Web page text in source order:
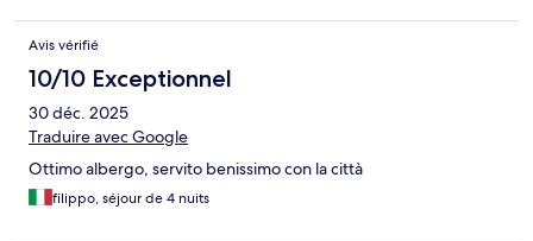
Avis vérifié
10/10 Exceptionnel
30 déc. 2025
Traduire avec Google
Ottimo albergo, servito benissimo con la città
filippo, séjour de 4 nuits